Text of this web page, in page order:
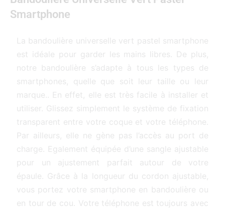
Smartphone
La bandoulière universelle vert pastel smartphone
est idéale pour garder les mains libres. De plus,
notre bandoulière s’adapte à tous les types de
smartphones, quelle que soit leur taille ou leur
marque.. En effet, elle est très facile à installer et
utiliser. Glissez simplement le système de fixation
transparent entre votre coque et votre téléphone.
Par ailleurs, elle ne gène pas l’accès au port de
charge. Egalement équipée d’une sangle ajustable
pour un ajustement parfait autour de votre
épaule. Grâce à la longueur du cordon ajustable,
vous portez votre smartphone en bandoulière ou
en tour de cou. Votre téléphone est toujours avec